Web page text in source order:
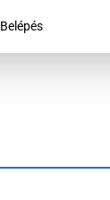
Belépés